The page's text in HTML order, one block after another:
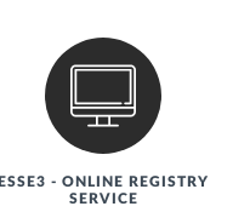
ESSE3 - ONLINE REGISTRY
SERVICE